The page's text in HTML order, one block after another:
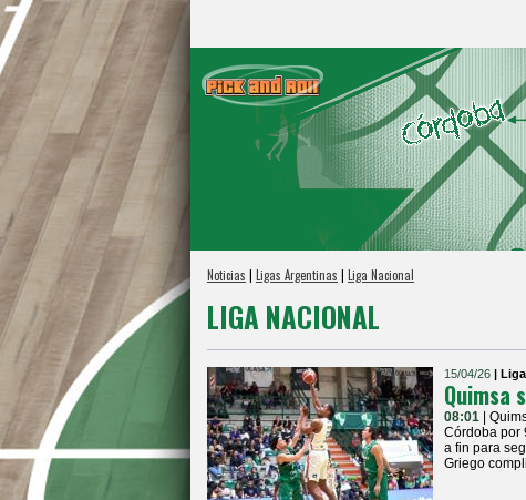
Noticias | Ligas Argentinas | Liga Nacional
LIGA NACIONAL
15/04/26 |
Quimsa
08:01
|
Córdoba por
a fin para
Griego